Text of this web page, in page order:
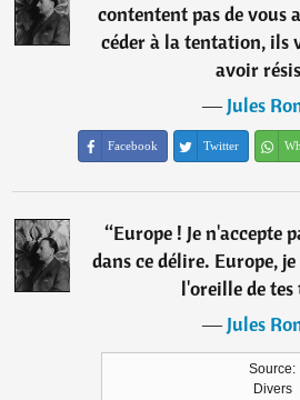
contentent pas de vous
céder à la tentation, ils
avoir
―Jules
Facebook Twitter
“Europe ! Je n'accepte
dans ce délire. Europe,
l'oreille de tes
―Jules
Source:
Divers